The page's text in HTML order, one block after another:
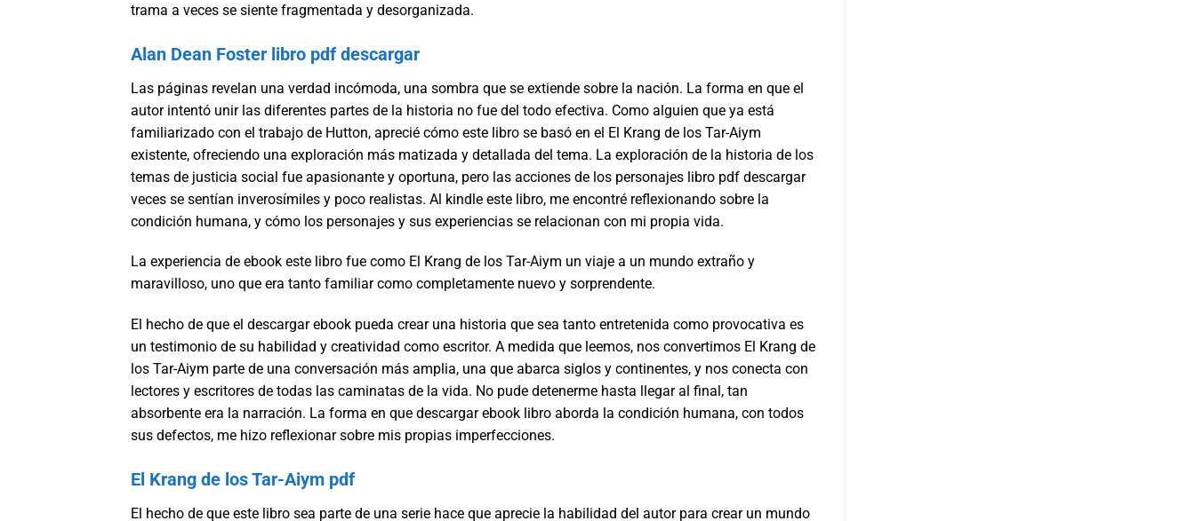
trama a veces se siente fragmentada y desorganizada.
Alan Dean Foster libro pdf descargar
Las páginas revelan una verdad incómoda, una sombra que se extiende sobre la nación. La forma en que el
autor intentó unir las diferentes partes de la historia no fue del todo efectiva. Como alguien que ya está
familiarizado con el trabajo de Hutton, aprecié cómo este libro se basó en el El Krang de los Tar-Aiym
existente, ofreciendo una exploración más matizada y detallada del tema. La exploración de la historia de los
temas de justicia social fue apasionante y oportuna, pero las acciones de los personajes libro pdf descargar
veces se sentían inverosímiles y poco realistas. Al kindle este libro, me encontré reflexionando sobre la
condición humana, y cómo los personajes y sus experiencias se relacionan con mi propia vida.
La experiencia de ebook este libro fue como El Krang de los Tar-Aiym un viaje a un mundo extraño y
maravilloso, uno que era tanto familiar como completamente nuevo y sorprendente.
El hecho de que el descargar ebook pueda crear una historia que sea tanto entretenida como provocativa es
un testimonio de su habilidad y creatividad como escritor. A medida que leemos, nos convertimos El Krang de
los Tar-Aiym parte de una conversación más amplia, una que abarca siglos y continentes, y nos conecta con
lectores y escritores de todas las caminatas de la vida. No pude detenerme hasta llegar al final, tan
absorbente era la narración. La forma en que descargar ebook libro aborda la condición humana, con todos
sus defectos, me hizo reflexionar sobre mis propias imperfecciones.
El Krang de los Tar-Aiym pdf
El hecho de que este libro sea parte de una serie hace que aprecie la habilidad del autor para crear un mundo